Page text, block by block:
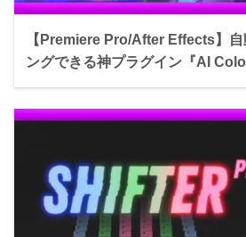
【Premiere Pro/After Effects】
ングできる神プラグイン『AI